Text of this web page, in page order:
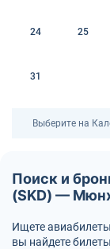
24 25
31
Выберите на
Поиск и
(SKD) —
Ищете
вы найдете